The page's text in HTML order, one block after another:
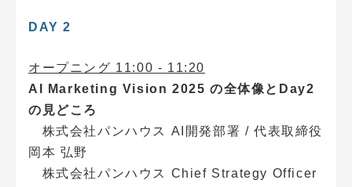
DAY 2
オープニング 11:00 - 11:20
AI Marketing Vision 2025 の全体像とDay2
の見どころ
株式会社パンハウス AI開発部署 / 代表取締役
岡本 弘野
株式会社パンハウス Chief Strategy Officer